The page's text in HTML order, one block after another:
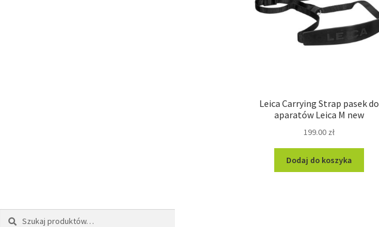
Leica Carrying Strap pasek do
aparatów Leica M new
199.00 zł
Dodaj do koszyka
Szukaj:
Szukaj